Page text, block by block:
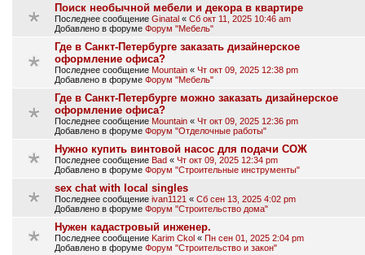
Поиск необычной мебели и декора в квартире
Последнее сообщение Ginatal « Сб окт 11, 2025 10:46 am
Добавлено в форуме Форум "Мебель"
Где в Санкт-Петербурге заказать дизайнерское
оформление офиса?
Последнее сообщение Mountain « Чт окт 09, 2025 12:38 pm
Добавлено в форуме Форум "Мебель"
Где в Санкт-Петербурге можно заказать дизайнерское
оформление офиса?
Последнее сообщение Mountain « Чт окт 09, 2025 12:36 pm
Добавлено в форуме Форум "Отделочные работы"
Нужно купить винтовой насос для подачи СОЖ
Последнее сообщение Bad « Чт окт 09, 2025 12:34 pm
Добавлено в форуме Форум "Строительные инструменты"
sex chat with local singles
Последнее сообщение ivan1121 « Сб сен 13, 2025 4:02 pm
Добавлено в форуме Форум "Строительство дома"
Нужен кадастровый инженер.
Последнее сообщение Karim Ckol « Пн сен 01, 2025 2:04 pm
Добавлено в форуме Форум "Строительство и закон"